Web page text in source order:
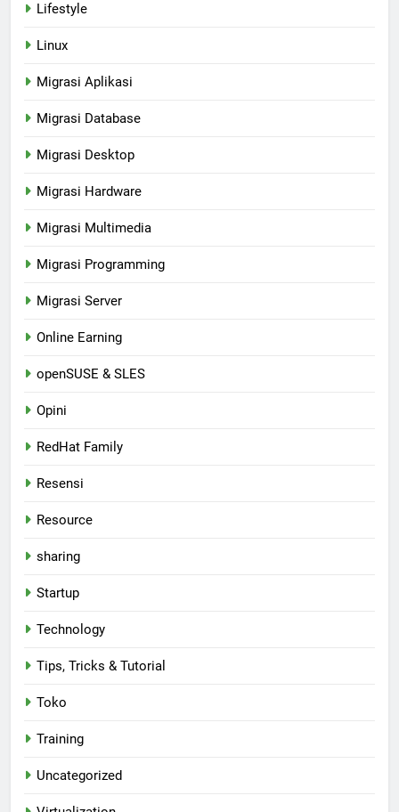
Lifestyle
Linux
Migrasi Aplikasi
Migrasi Database
Migrasi Desktop
Migrasi Hardware
Migrasi Multimedia
Migrasi Programming
Migrasi Server
Online Earning
openSUSE & SLES
Opini
RedHat Family
Resensi
Resource
sharing
Startup
Technology
Tips, Tricks & Tutorial
Toko
Training
Uncategorized